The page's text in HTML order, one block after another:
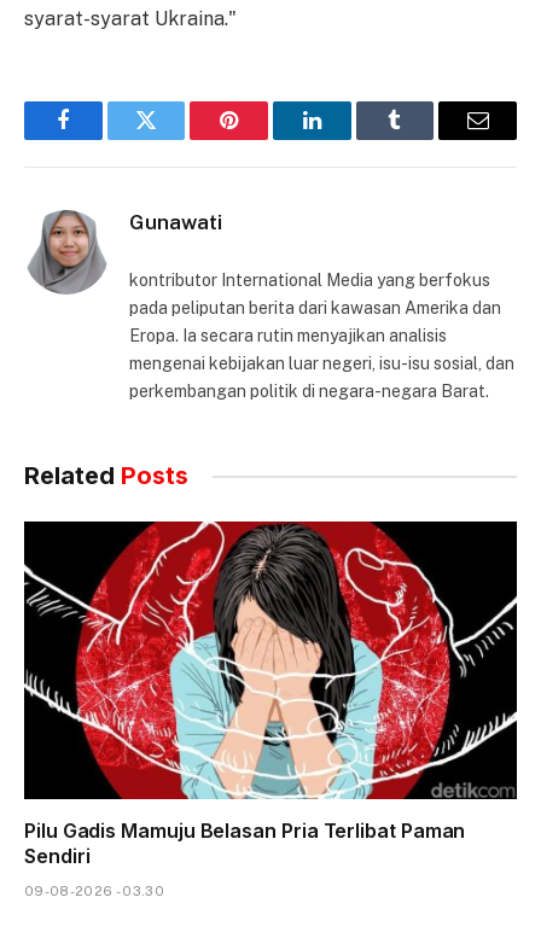
syarat-syarat Ukraina."
FacebookTwitter Pinterest LinkedInTumblr Email
Gunawati
kontributor International Media yang berfokus
pada peliputan berita dari kawasan Amerika dan
Eropa. Ia secara rutin menyajikan analisis
mengenai kebijakan luar negeri, isu-isu sosial, dan
perkembangan politik di negara-negara Barat.
Related Posts
Pilu Gadis Mamuju Belasan Pria Terlibat Paman
Sendiri
09-08-2026 - 03.30